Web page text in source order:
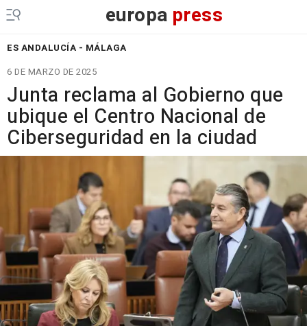
europa press
ES ANDALUCÍA - MÁLAGA
6 DE MARZO DE 2025
Junta reclama al Gobierno que
ubique el Centro Nacional de
Ciberseguridad en la ciudad